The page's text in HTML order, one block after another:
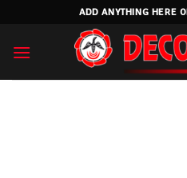
content
ADD ANYTHING HERE